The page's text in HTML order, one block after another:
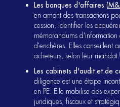
Les banques d'affaires (
en amont des transactions
cession, identifier les
mémorandums d'information
d'enchères. Elles conseillent
acheteurs, selon leur mandat.
Les cabinets d'audit et de
diligence est une étape
en PE. Elle mobilise des
juridiques, fiscaux et